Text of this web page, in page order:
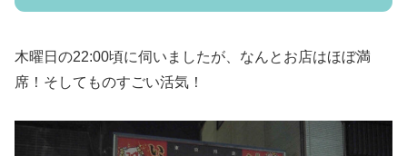
木曜日の22:00頃に伺いましたが、なんとお店はほぼ満
席！そしてものすごい活気！